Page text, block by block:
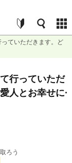
ていただきます。ど
行っていただ
人とお幸せに·
ろう